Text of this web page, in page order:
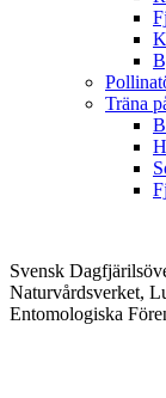
Träna
Svensk
Naturvårdsverket,
Entomologiska